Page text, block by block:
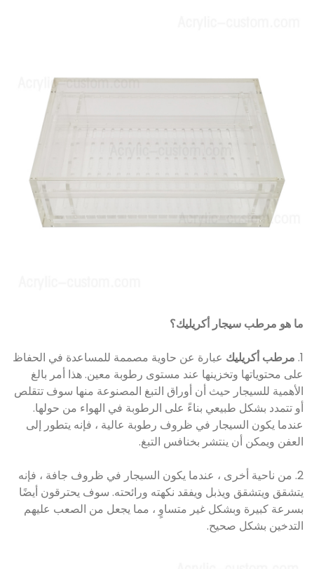
ما هو مرطب سيجار أكريليك؟
1. مرطب أكريليك عبارة عن حاوية مصممة للمساعدة في الحفاظ
على محتوياتها وتخزينها عند مستوى رطوبة معين. هذا أمر بالغ
الأهمية للسيجار حيث أن أوراق التبغ المصنوعة منها سوف تتقلص
أو تتمدد بشكل طبيعي بناءً على الرطوبة في الهواء من حولها.
عندما يكون السيجار في ظروف رطوبة عالية ، فإنه يتطور إلى
العفن ويمكن أن ينتشر بخنافس التبغ.
2. من ناحية أخرى ، عندما يكون السيجار في ظروف جافة ، فإنه
يتشقق ويتشقق ويذبل ويفقد نكهته ورائحته. سوف يحترقون أيضًا
بسرعة كبيرة وبشكل غير متساوٍ ، مما يجعل من الصعب عليهم
التدخين بشكل صحيح.